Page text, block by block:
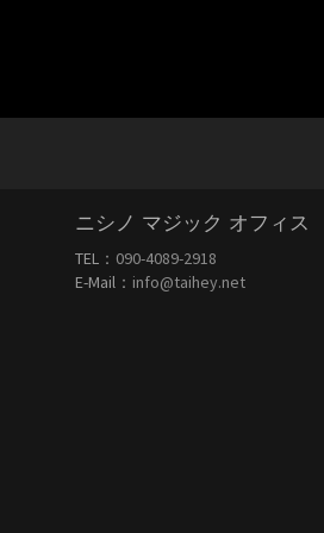
ニシノ マジック オフィス
TEL： 090-4089-2918
E-Mail： info@taihey.net